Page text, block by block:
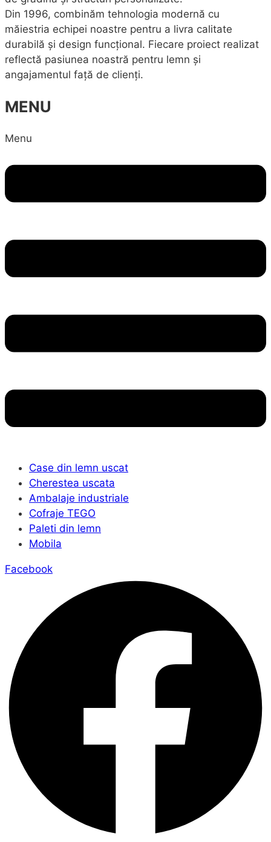
Din 1996, combinăm tehnologia modernă cu
măiestria echipei noastre pentru a livra calitate
durabilă și design funcțional. Fiecare proiect realizat
reflectă pasiunea noastră pentru lemn și
angajamentul față de clienți.
MENU
Menu
Case din lemn uscat
Cherestea uscata
Ambalaje industriale
Cofraje TEGO
Paleti din lemn
Mobila
Facebook